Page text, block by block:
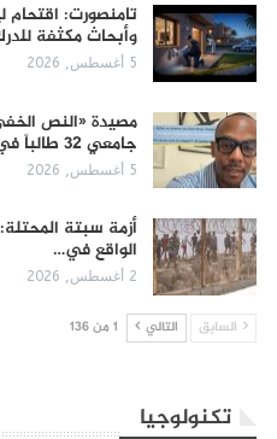
تامنصورت:
وأبحاث مكثفة
5 أغسطس, 2026
مصيدة «النص
جامعي 32 طالباً في فخ الذكاء…
5 أغسطس, 2026
أزمة سبتة
الواقع في…
2 أغسطس, 2026
السابق التالي 1 من 136
تكنولوجيا